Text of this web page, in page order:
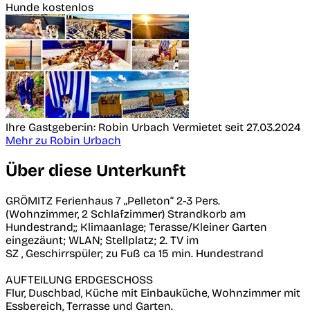
Hunde kostenlos
Ihre Gastgeber:in: Robin Urbach Vermietet seit 27.03.2024
Mehr zu Robin Urbach
Über diese Unterkunft
GRÖMITZ Ferienhaus 7 „Pelleton“ 2-3 Pers.
(Wohnzimmer, 2 Schlafzimmer) Strandkorb am
Hundestrand;; Klimaanlage; Terasse/Kleiner Garten
eingezäunt; WLAN; Stellplatz; 2. TV im
SZ , Geschirrspüler; zu Fuß ca 15 min. Hundestrand
AUFTEILUNG ERDGESCHOSS
Flur, Duschbad, Küche mit Einbauküche, Wohnzimmer mit
Essbereich, Terrasse und Garten.